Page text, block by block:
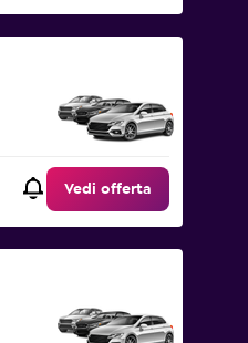
Vedi offerta